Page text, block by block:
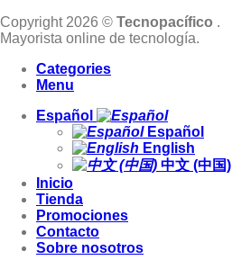
Copyright 2026 © Tecnopacífico .
Mayorista online de tecnología.
Categories
Menu
Español
Español
English
中文 (中国)
Inicio
Tienda
Promociones
Contacto
Sobre nosotros